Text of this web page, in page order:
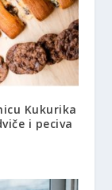
Kukurika
i peciva